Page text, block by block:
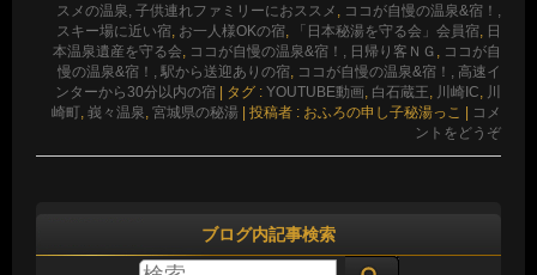
スメの温泉, 子供連れファミリーにおススメ , ココが自慢の温泉&宿！,
スキー場に近い宿, お一人様OKの宿, 「日本秘湯を守る会」会員宿, 日
本温泉遺産を守る会, ココが自慢の温泉&宿！, 日帰り客ＮＧ , ココが自
慢の温泉&宿！, 駅から送迎ありの宿, ココが自慢の温泉&宿！, 高速イ
ンターから30分以内の宿
タグ : YOUTUBE動画, 白石蔵王, 川崎IC, 川
崎町, 峩々温泉, 宮城県の秘湯 投稿者 : おふろの申し子秘湯っこ
コメ
ントをどうぞ
ブログ内記事検索